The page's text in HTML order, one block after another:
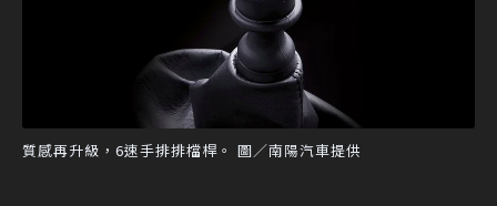
質感再升級，6速手排排檔桿。 圖／南陽汽車提供